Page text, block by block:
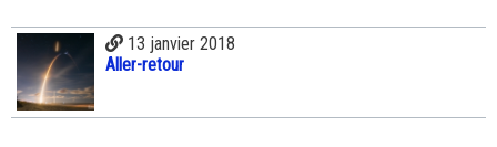
13 janvier 2018
Aller-retour